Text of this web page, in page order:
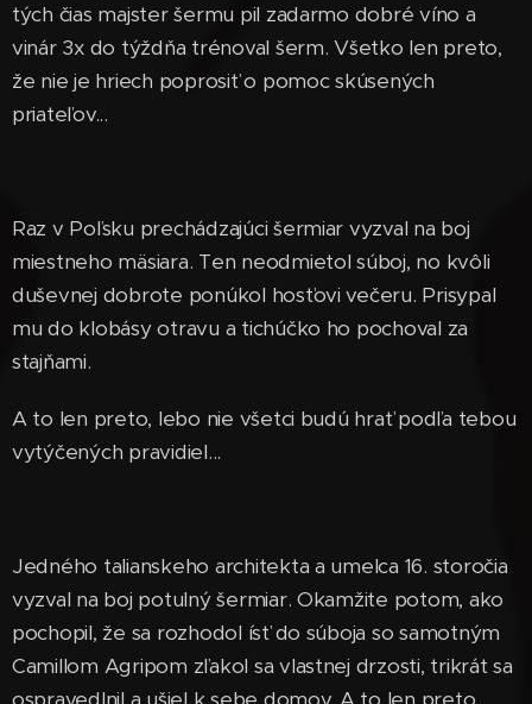
tých čias majster šermu pil zadarmo dobré víno a
vinár 3x do týždňa trénoval šerm. Všetko len preto,
že nie je hriech poprosiť o pomoc skúsených
priateľov...
Raz v Poľsku prechádzajúci šermiar vyzval na boj
miestneho mäsiara. Ten neodmietol súboj, no kvôli
duševnej dobrote ponúkol hosťovi večeru. Prisypal
mu do klobásy otravu a tichúčko ho pochoval za
stajňami.
A to len preto, lebo nie všetci budú hrať podľa tebou
vytýčených pravidiel...
Jedného talianskeho architekta a umelca 16. storočia
vyzval na boj potulný šermiar. Okamžite potom, ako
pochopil, že sa rozhodol ísť do súboja so samotným
Camillom Agripom zľakol sa vlastnej drzosti, trikrát sa